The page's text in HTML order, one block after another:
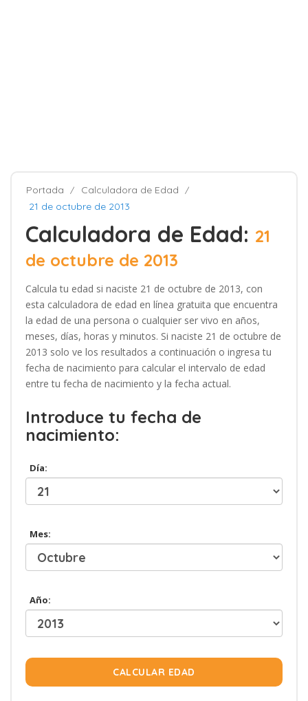
Portada
Calculadora de Edad
21 de octubre de 2013
Calculadora de Edad: 21
de octubre de 2013
Calcula tu edad si naciste 21 de octubre de 2013, con
esta calculadora de edad en línea gratuita que encuentra
la edad de una persona o cualquier ser vivo en años,
meses, días, horas y minutos. Si naciste 21 de octubre de
2013 solo ve los resultados a continuación o ingresa tu
fecha de nacimiento para calcular el intervalo de edad
entre tu fecha de nacimiento y la fecha actual.
Introduce tu fecha de
nacimiento:
Día:
Mes:
Año:
CALCULAR EDAD